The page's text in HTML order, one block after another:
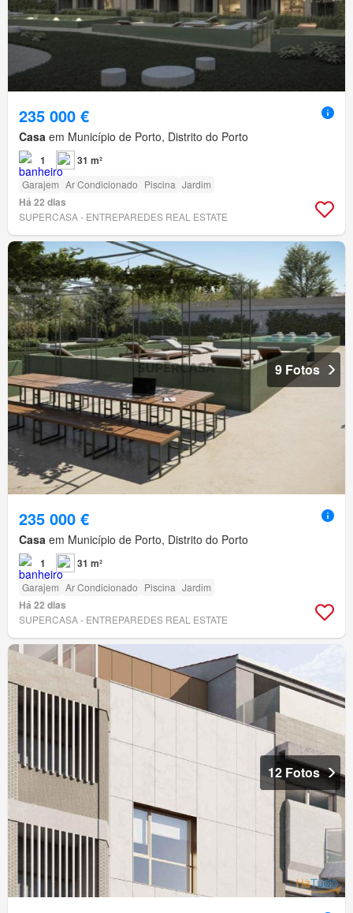
235 000 €
Casa em Município de Porto, Distrito do Porto
1 31 m²
Garajem Ar Condicionado Piscina Jardim
Há 22 dias
SUPERCASA - ENTREPAREDES REAL ESTATE
9 Fotos
235 000 €
Casa em Município de Porto, Distrito do Porto
1 31 m²
Garajem Ar Condicionado Piscina Jardim
Há 22 dias
SUPERCASA - ENTREPAREDES REAL ESTATE
12 Fotos